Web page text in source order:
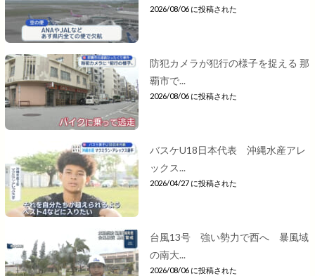
2026/08/06 に投稿された
防犯カメラが犯行の様子を捉える 那
覇市で...
2026/08/06 に投稿された
バスケU18日本代表 沖縄水産アレ
ックス...
2026/04/27 に投稿された
台風13号 強い勢力で西へ 暴風域
の南大...
2026/08/06 に投稿された